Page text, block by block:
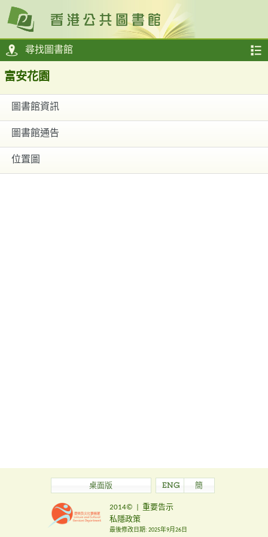
尋找圖書館
富安花園
圖書館資訊
圖書館通告
位置圖
桌面版 ENG 簡
2014©
重要告示
私隱政策
最後修改日期: 2025年9月26日